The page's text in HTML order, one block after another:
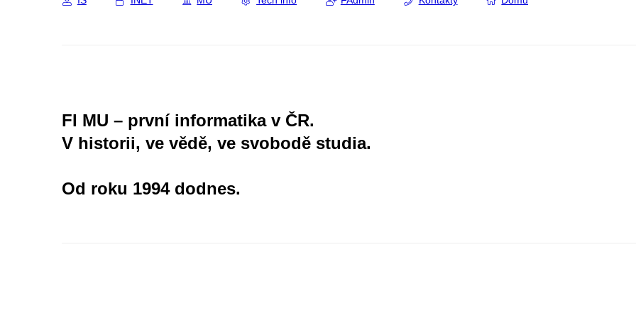
FI MU – první informatika v ČR.
V historii, ve vědě, ve svobodě studia.
Od roku 1994 dodnes.